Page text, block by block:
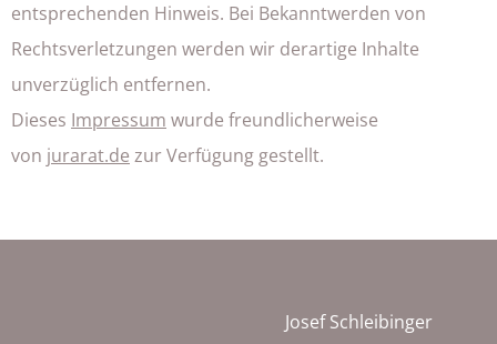
entsprechenden Hinweis. Bei Bekanntwerden von
Rechtsverletzungen werden wir derartige Inhalte
unverzüglich entfernen.
Dieses Impressum wurde freundlicherweise
von jurarat.de zur Verfügung gestellt.
Josef Schleibinger